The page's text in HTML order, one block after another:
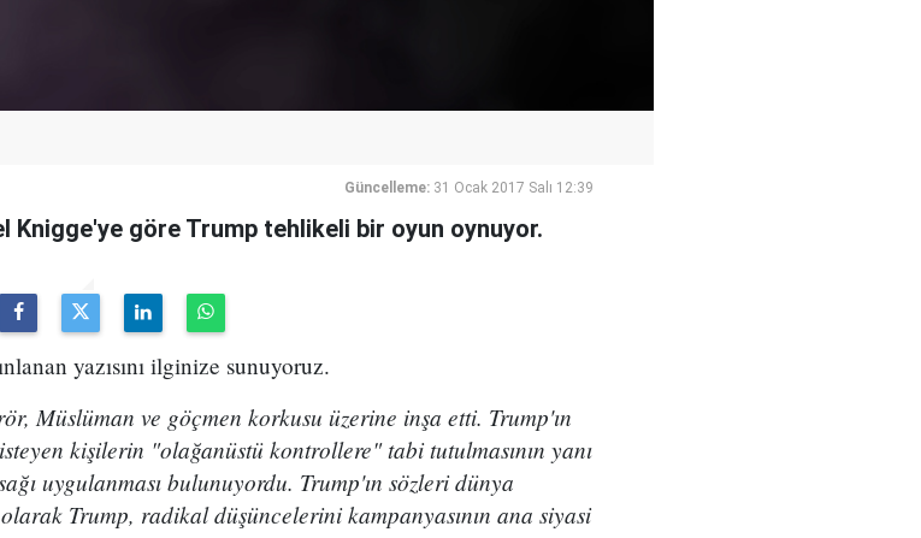
Güncelleme: 31 Ocak 2017 Salı 12:39
Knigge'ye göre Trump tehlikeli bir oyun oynuyor.
yazısını ilginize sunuyoruz.
Müslüman ve göçmen korkusu üzerine inşa etti. Trump'ın
kişilerin "olağanüstü kontrollere" tabi tutulmasının yanı
uygulanması bulunuyordu. Trump'ın sözleri dünya
Trump, radikal düşüncelerini kampanyasının ana siyasi